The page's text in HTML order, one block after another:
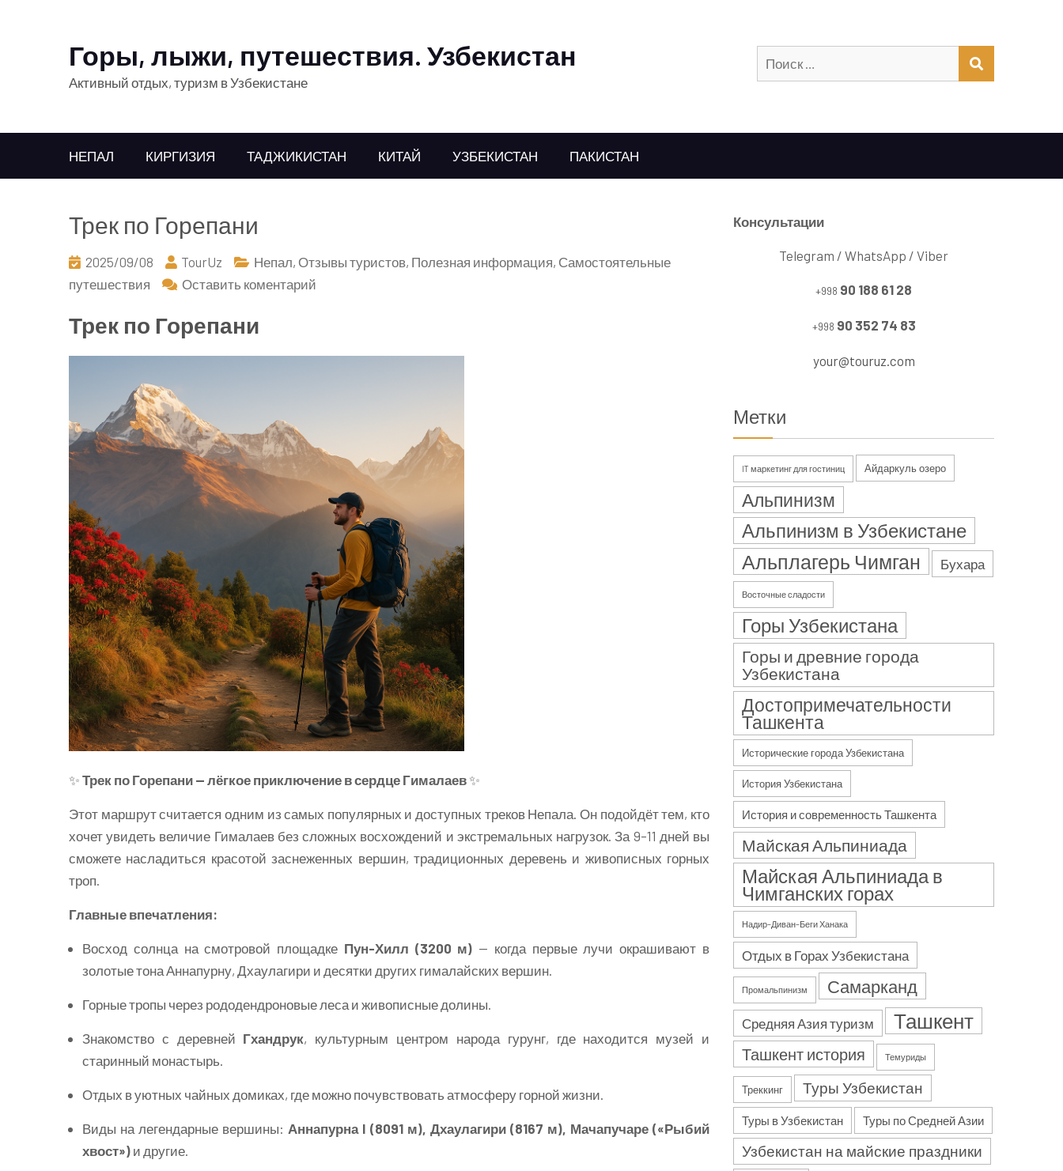
Горы, лыжи, путешествия. Узбекистан
Активный отдых, туризм в Узбекистане
НЕПАЛ КИРГИЗИЯ ТАДЖИКИСТАН КИТАЙ УЗБЕКИСТАН ПАКИСТАН
Трек по Горепани
2025/09/08 TourUz Непал, Отзывы туристов, Полезная информация, Самостоятельные
путешествия
Оставить коментарий
Трек по Горепани
✨ Трек по Горепани — лёгкое приключение в сердце Гималаев ✨
Этот маршрут считается одним из самых популярных и доступных треков Непала. Он подойдёт тем, кто
хочет увидеть величие Гималаев без сложных восхождений и экстремальных нагрузок. За 9–11 дней вы
сможете насладиться красотой заснеженных вершин, традиционных деревень и живописных горных
троп.
Главные впечатления:
Восход солнца на смотровой площадке Пун-Хилл (3200 м) — когда первые лучи окрашивают в
золотые тона Аннапурну, Дхаулагири и десятки других гималайских вершин.
Горные тропы через рододендроновые леса и живописные долины.
Знакомство с деревней Гхандрук, культурным центром народа гурунг, где находится музей и
старинный монастырь.
Отдых в уютных чайных домиках, где можно почувствовать атмосферу горной жизни.
Виды на легендарные вершины: Аннапурна I (8091 м), Дхаулагири (8167 м), Мачапучаре («Рыбий
хвост») и другие.
Консультации
Telegram / WhatsApp / Viber
+998 90 188 61 28
+998 90 352 74 83
your@touruz.com
Метки
IT маркетинг для гостиниц Айдаркуль озеро
Альпинизм
Альпинизм в Узбекистане
Альплагерь Чимган Бухара
Восточные сладости
Горы Узбекистана
Горы и древние города
Узбекистана
Достопримечательности
Ташкента
Исторические города Узбекистана
История Узбекистана
История и современность Ташкента
Майская Альпиниада
Майская Альпиниада в
Чимганских горах
Надир–Диван–Беги Ханака
Отдых в Горах Узбекистана
Промальпинизм Самарканд
Средняя Азия туризм Ташкент
Ташкент история Темуриды
Треккинг Туры Узбекистан
Туры в Узбекистан Туры по Средней Азии
Узбекистан на майские праздники